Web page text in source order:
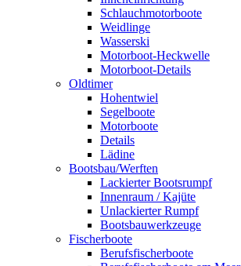
Schlauchmotorboote
Weidlinge
Wasserski
Motorboot-Heckwelle
Motorboot-Details
Oldtimer
Hohentwiel
Segelboote
Motorboote
Details
Lädine
Bootsbau/Werften
Lackierter Bootsrumpf
Innenraum / Kajüte
Unlackierter Rumpf
Bootsbauwerkzeuge
Fischerboote
Berufsfischerboote